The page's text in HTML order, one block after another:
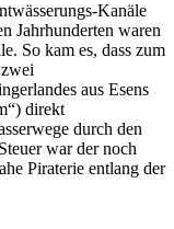
Kanäle
Jahrhunderten waren
So kam es, dass zum
aus Esens
direkt
durch den
war der noch
Piraterie entlang der